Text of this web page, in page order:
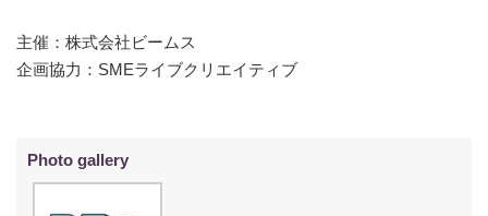
主催：株式会社ビームス
企画協力：SMEライブクリエイティブ